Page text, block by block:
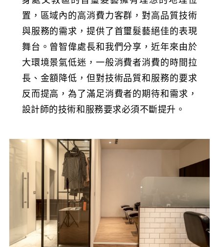
置，區域內的高消費力客群，對高品質技術
與服務的需求，提供了首璽髮藝絕佳的表現
舞台。曾智偉處長和我們分享，近年來由於
大環境景氣低迷，一般消費者消費的時間拉
長、金額降低，但對技術品質和服務的要求
反而提高，為了滿足消費者的期待和需求，
設計師的技術和服務要求必須不斷提升。